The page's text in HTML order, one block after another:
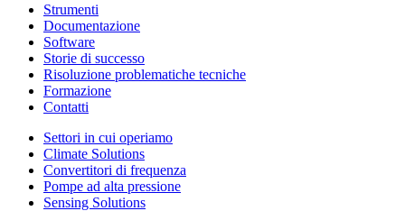
Strumenti
Documentazione
Software
Storie di successo
Risoluzione problematiche tecniche
Formazione
Contatti
Settori in cui operiamo
Climate Solutions
Convertitori di frequenza
Pompe ad alta pressione
Sensing Solutions